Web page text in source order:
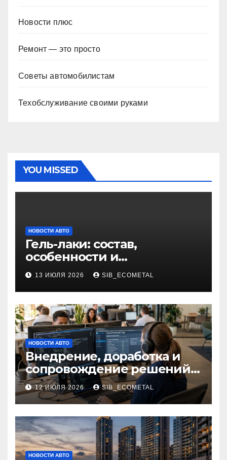
Новости плюс
Ремонт — это просто
Советы автомобилистам
Техобслуживание своими руками
YOU MISSED
НОВОСТИ АВТО
Гель-лаки: состав,
особенности и
применение в маникюре
13 ИЮЛЯ 2026 SIB_ECOMETAL
НОВОСТИ АВТО
Внедрение, доработка и
сопровождение решений
на платформе 1С
12 ИЮЛЯ 2026 SIB_ECOMETAL
НОВОСТИ АВТО